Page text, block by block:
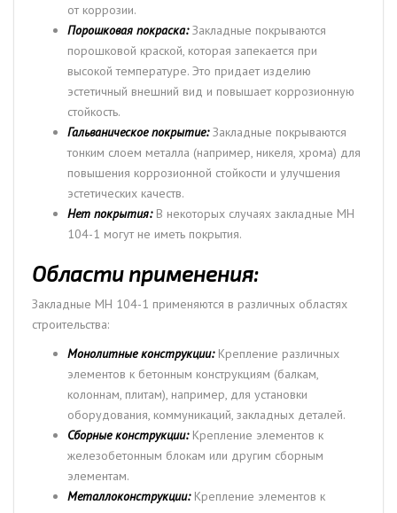
от коррозии.
Порошковая покраска: Закладные покрываются
порошковой краской, которая запекается при
высокой температуре. Это придает изделию
эстетичный внешний вид и повышает коррозионную
стойкость.
Гальваническое покрытие: Закладные покрываются
тонким слоем металла (например, никеля, хрома) для
повышения коррозионной стойкости и улучшения
эстетических качеств.
Нет покрытия: В некоторых случаях закладные МН
104-1 могут не иметь покрытия.
Области применения:
Закладные МН 104-1 применяются в различных областях
строительства:
Монолитные конструкции:Крепление различных
элементов к бетонным конструкциям (балкам,
колоннам, плитам), например, для установки
оборудования, коммуникаций, закладных деталей.
Сборные конструкции:Крепление элементов к
железобетонным блокам или другим сборным
элементам.
Металлоконструкции:Крепление элементов к